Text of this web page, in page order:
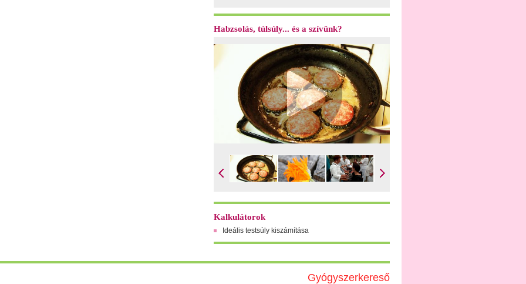
Habzsolás, túlsúly... és a szívünk?
Kalkulátorok
Ideális testsúly kiszámítása
Gyógyszerkereső